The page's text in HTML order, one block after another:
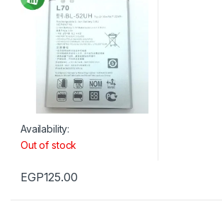
Availability:
Out of stock
EGP125.00